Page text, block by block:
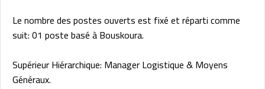
Le nombre des postes ouverts est fixé et réparti comme
suit: 01 poste basé à Bouskoura.
Supérieur Hiérarchique: Manager Logistique & Moyens
Généraux.